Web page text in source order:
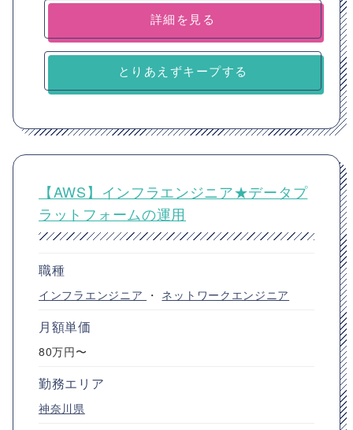
詳細を見る
とりあえずキープする
【AWS】インフラエンジニア★データプ
ラットフォームの運用
職種
インフラエンジニア ・ ネットワークエンジニア
月額単価
80万円〜
勤務エリア
神奈川県